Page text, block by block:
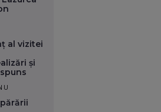
al vizitei
și